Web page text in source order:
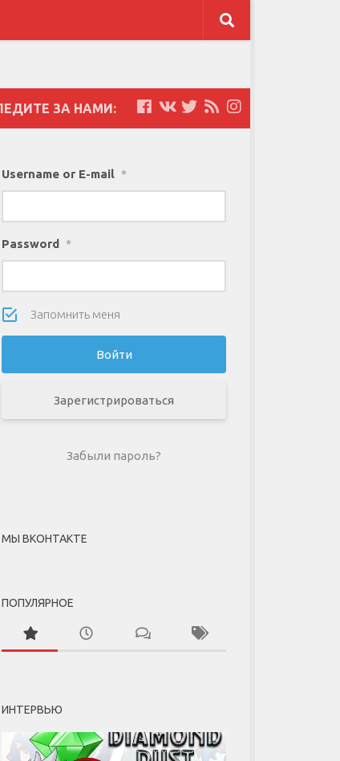
ЗА НАМИ:
Username or E-mail *
Password *
Запомнить меня
Зарегистрироваться
Забыли пароль?
МЫ ВКОНТАКТЕ
ПОПУЛЯРНОЕ
ИНТЕРВЬЮ